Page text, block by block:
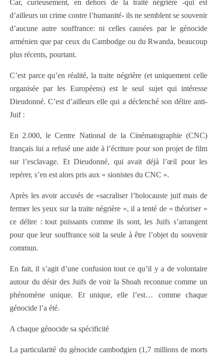
Car, curieusement, en dehors de la traité négrière -qui est
d’ailleurs un crime contre l’humanité- ils ne semblent se souvenir
d’aucune autre souffrance: ni celles causées par le génocide
arménien que par ceux du Cambodge ou du Rwanda, beaucoup
plus récents, pourtant.
C’est parce qu’en réalité, la traite négrière (et uniquement celle
organisée par les Européens) est le seul sujet qui intéresse
Dieudonné. C’est d’ailleurs elle qui a déclenché son délire anti-
Juif :
En 2.000, le Centre National de la Cinématographie (CNC)
français lui a refusé une aide à l’écriture pour son projet de film
sur l’esclavage. Et Dieudonné, qui avait déjà l’œil pour les
repérer, s’en est alors pris aux « sionistes du CNC ».
Après les avoir accusés de «sacraliser l’holocauste juif mais de
fermer les yeux sur la traite négrière », il a tenté de « théoriser »
ce délire : tout puissants comme ils sont, les Juifs s’arrangent
pour que leur souffrance soit la seule à être l’objet du souvenir
commun.
En fait, il s’agit d’une confusion tout ce qu’il y a de volontaire
autour du désir des Juifs de voir la Shoah reconnue comme un
phénomène unique. Et unique, elle l’est… comme chaque
génocide l’a été.
A chaque génocide sa spécificité
La particularité du génocide cambodgien (1,7 millions de morts